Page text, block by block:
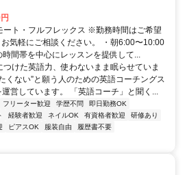
ート・フルフレックス ※勤務時間はご希望
気軽にご相談ください。 ・朝6:00〜10:00
間帯を中心にレッスンを提供して...
けた英語力、使わないまま眠らせていま
くない”と願う人のための英語コーチングス
営しています。 「英語コーチ」と聞く...
フリーター歓迎 学歴不問
即日勤務OK
経験者歓迎 ネイルOK 有資格者歓迎
研修あり
ピアスOK 服装自由
履歴書不要